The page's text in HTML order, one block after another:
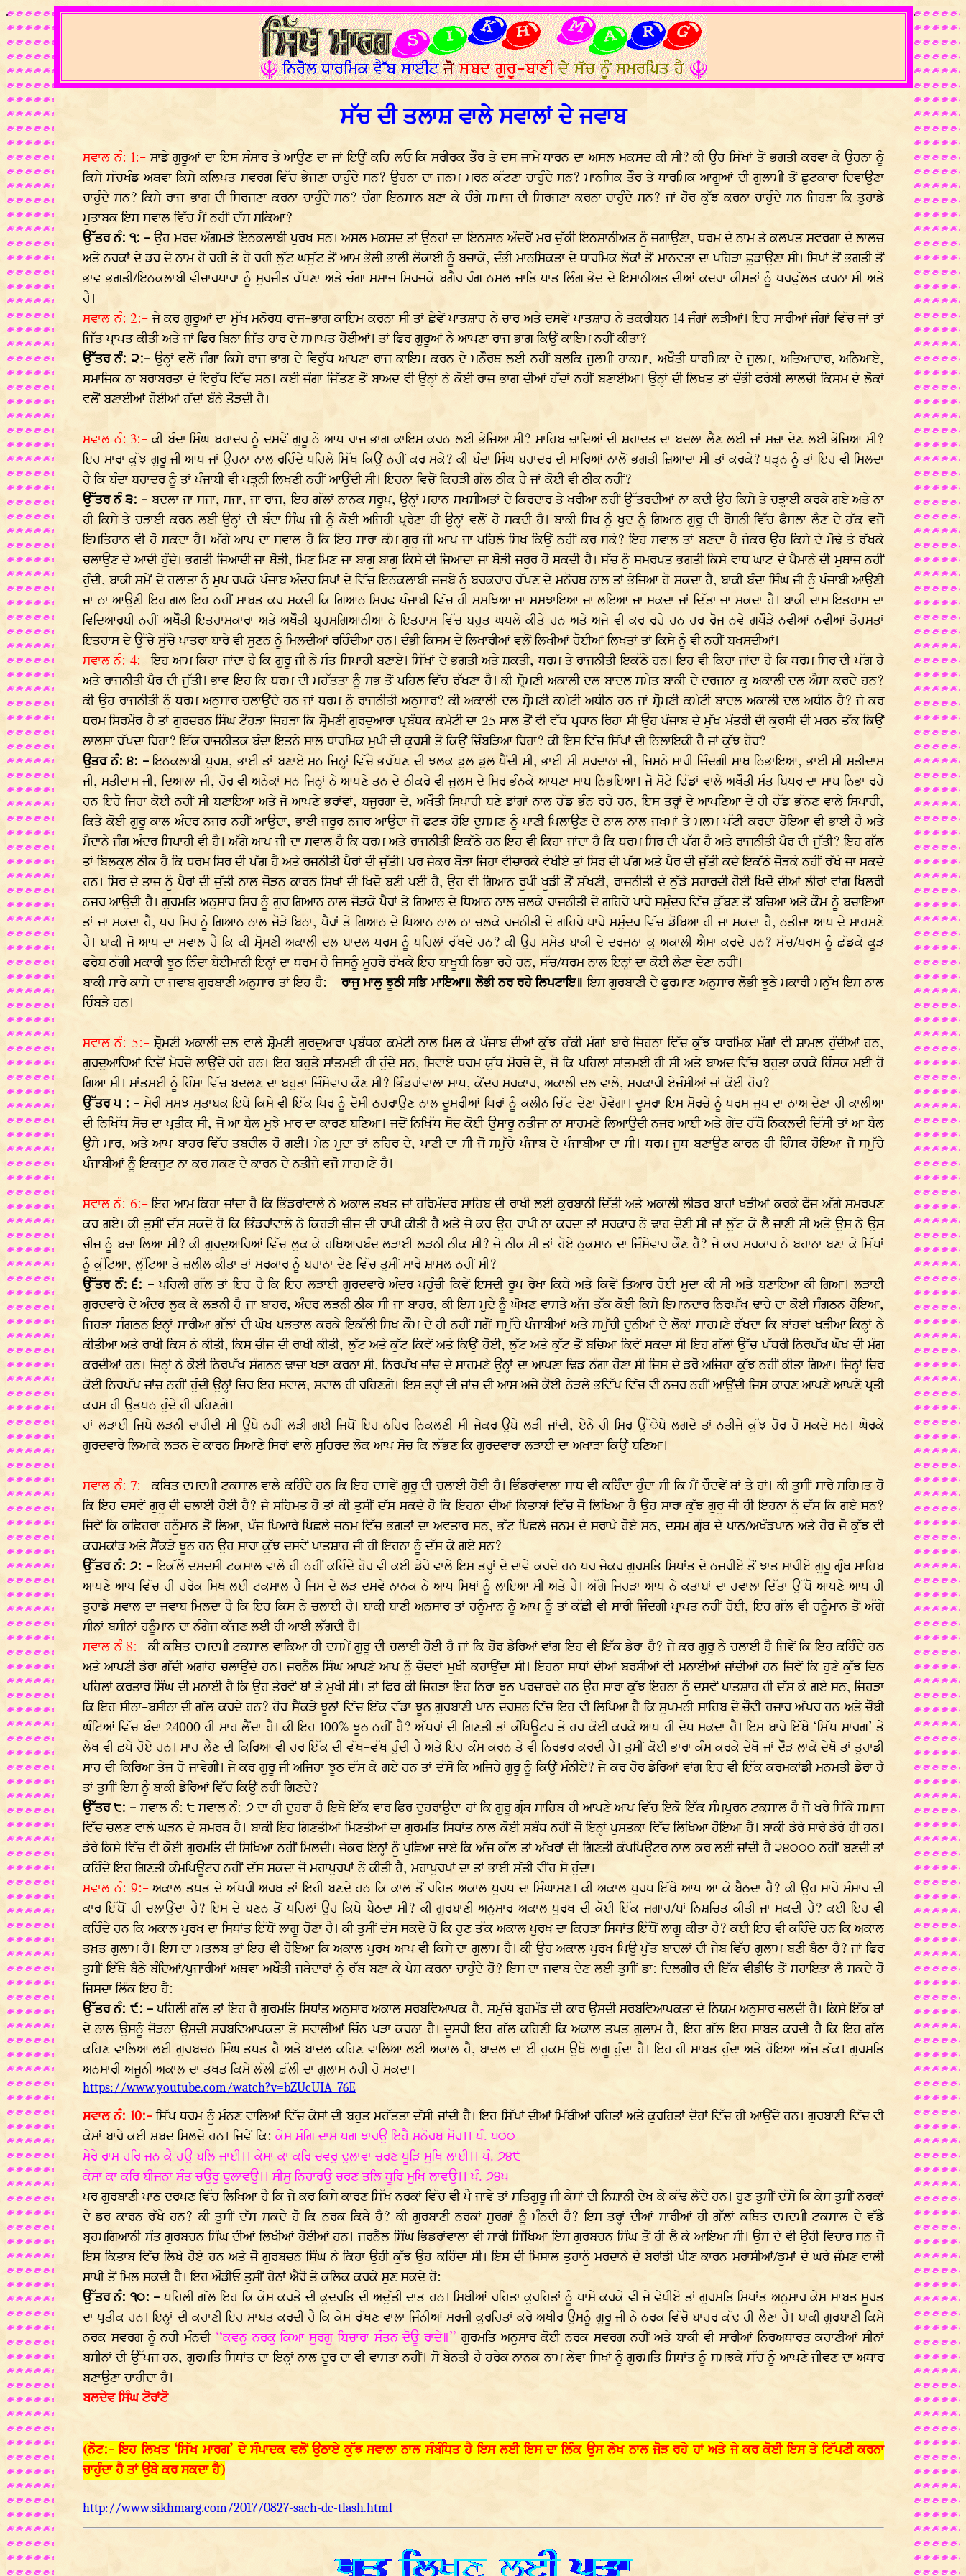
.
ਸੱਚ ਦੀ ਤਲਾਸ਼ ਵਾਲੇ ਸਵਾਲਾਂ ਦੇ ਜਵਾਬ
ਸਵਾਲ ਨੰ: 1:-ਸਾਡੇ ਗੁਰੂਆਂ ਦਾ ਇਸ ਸੰਸਾਰ ਤੇ ਆਉਣ ਦਾ ਜਾਂ ਇਉਂ ਕਹਿ ਲਓ ਕਿ ਸਰੀਰਕ ਤੌਰ ਤੇ ਦਸ ਜਾਮੇ ਧਾਰਨ ਦਾ ਅਸਲ ਮਕਸਦ ਕੀ ਸੀ? ਕੀ ਉਹ ਸਿੱਖਾਂ ਤੋਂ ਭਗਤੀ ਕਰਵਾ ਕੇ ਉਹਨਾ ਨੂੰ
ਕਿਸੇ ਸੱਚਖੰਡ ਅਥਵਾ ਕਿਸੇ ਕਲਿਪਤ ਸਵਰਗ ਵਿੱਚ ਭੇਜਣਾ ਚਾਹੁੰਦੇ ਸਨ? ਉਹਨਾ ਦਾ ਜਨਮ ਮਰਨ ਕੱਟਣਾ ਚਾਹੁੰਦੇ ਸਨ? ਮਾਨਸਿਕ ਤੌਰ ਤੇ ਧਾਰਮਿਕ ਆਗੂਆਂ ਦੀ ਗੁਲਾਮੀ ਤੋਂ ਛੁਟਕਾਰਾ ਦਿਵਾਉਣਾ
ਚਾਹੁੰਦੇ ਸਨ? ਕਿਸੇ ਰਾਜ-ਭਾਗ ਦੀ ਸਿਰਜਣਾ ਕਰਨਾ ਚਾਹੁੰਦੇ ਸਨ? ਚੰਗਾ ਇਨਸਾਨ ਬਣਾ ਕੇ ਚੰਗੇ ਸਮਾਜ ਦੀ ਸਿਰਜਣਾ ਕਰਨਾ ਚਾਹੁੰਦੇ ਸਨ? ਜਾਂ ਹੋਰ ਕੁੱਝ ਕਰਨਾ ਚਾਹੁੰਦੇ ਸਨ ਜਿਹੜਾ ਕਿ ਤੁਹਾਡੇ
ਮੁਤਾਬਕ ਇਸ ਸਵਾਲ ਵਿੱਚ ਮੈਂ ਨਹੀਂ ਦੱਸ ਸਕਿਆ?
ਉੱਤਰ ਨੰ: ੧: -ਉਹ ਮਰਦ ਅੰਗਮੜੇ ਇਨਕਲਾਬੀ ਪੁਰਖ ਸਨ। ਅਸਲ ਮਕਸਦ ਤਾਂ ਉਨਹਾਂ ਦਾ ਇਨਸਾਨ ਅੰਦਰੋਂ ਮਰ ਚੁੱਕੀ ਇਨਸਾਨੀਅਤ ਨੂੰ ਜਗਾਉਣਾ, ਧਰਮ ਦੇ ਨਾਮ ਤੇ ਕਲਪਤ ਸਵਰਗਾ ਦੇ ਲਾਲਚ
ਅਤੇ ਨਰਕਾਂ ਦੇ ਡਰ ਦੇ ਨਾਮ ਹੋ ਰਹੀ ਤੇ ਹੋ ਰਹੀ ਲੁੱਟ ਘਸੁੱਟ ਤੋਂ ਆਮ ਭੋਲੀ ਭਾਲੀ ਲੋਕਾਈ ਨੂੰ ਬਚਾਕੇ, ਦੰਭੀ ਮਾਨਸਿਕਤਾ ਦੇ ਧਾਰਮਿਕ ਲੋਕਾਂ ਤੋਂ ਮਾਨਵਤਾ ਦਾ ਖਹਿੜਾ ਛੁਡਾਉਣਾ ਸੀ। ਸਿਖਾਂ ਤੋਂ ਭਗਤੀ ਤੋਂ
ਭਾਵ ਭਗਤੀ/ਇਨਕਲਾਬੀ ਵੀਚਾਰਧਾਰਾ ਨੂੰ ਸੁਰਜੀਤ ਰੱਖਣਾ ਅਤੇ ਚੰਗਾ ਸਮਾਜ ਸਿਰਜਕੇ ਬਗੈਰ ਰੰਗ ਨਸਲ ਜਾਤਿ ਪਾਤ ਲਿੰਗ ਭੇਦ ਦੇ ਇਸਾਨੀਅਤ ਦੀਆਂ ਕਦਰਾ ਕੀਮਤਾਂ ਨੂੰ ਪਰਫੁੱਲਤ ਕਰਨਾ ਸੀ ਅਤੇ
ਹੈ।
ਸਵਾਲ ਨੰ: 2:- ਜੇ ਕਰ ਗੁਰੂਆਂ ਦਾ ਮੁੱਖ ਮਨੋਰਥ ਰਾਜ-ਭਾਗ ਕਾਇਮ ਕਰਨਾ ਸੀ ਤਾਂ ਛੇਵੇਂ ਪਾਤਸ਼ਾਹ ਨੇ ਚਾਰ ਅਤੇ ਦਸਵੇਂ ਪਾਤਸ਼ਾਹ ਨੇ ਤਕਰੀਬਨ 14 ਜੰਗਾਂ ਲੜੀਆਂ। ਇਹ ਸਾਰੀਆਂ ਜੰਗਾਂ ਵਿੱਚ ਜਾਂ ਤਾਂ
ਜਿੱਤ ਪ੍ਰਾਪਤ ਕੀਤੀ ਅਤੇ ਜਾਂ ਫਿਰ ਬਿਨਾ ਜਿੱਤ ਹਾਰ ਦੇ ਸਮਾਪਤ ਹੋਈਆਂ। ਤਾਂ ਫਿਰ ਗੁਰੂਆਂ ਨੇ ਆਪਣਾ ਰਾਜ ਭਾਗ ਕਿਉਂ ਕਾਇਮ ਨਹੀਂ ਕੀਤਾ?
ਉੱਤਰ ਨੰ: ੨:-ਉਨ੍ਹਾਂ ਵਲੋਂ ਜੰਗਾ ਕਿਸੇ ਰਾਜ ਭਾਗ ਦੇ ਵਿਰੁੱਧ ਆਪਣਾ ਰਾਜ ਕਾਇਮ ਕਰਨ ਦੇ ਮਨੌਰਥ ਲਈ ਨਹੀਂ ਬਲਕਿ ਜੁਲਮੀ ਹਾਕਮਾ, ਅਖੌਤੀ ਧਾਰਮਿਕਾ ਦੇ ਜੁਲਮ, ਅਤਿਆਚਾਰ, ਅਨਿਆਏ,
ਸਮਾਜਿਕ ਨਾ ਬਰਾਬਰਤਾ ਦੇ ਵਿਰੁੱਧ ਵਿੱਚ ਸਨ। ਕਈ ਜੰਗਾ ਜਿੱਤਣ ਤੋਂ ਬਾਅਦ ਵੀ ਉਨ੍ਹਾਂ ਨੇ ਕੋਈ ਰਾਜ ਭਾਗ ਦੀਆਂ ਹੱਦਾਂ ਨਹੀਂ ਬਣਾਈਆ। ਉਨ੍ਹਾਂ ਦੀ ਲਿਖਤ ਤਾਂ ਦੰਭੀ ਫਰੇਬੀ ਲਾਲਚੀ ਕਿਸਮ ਦੇ ਲੋਕਾਂ
ਵਲੋਂ ਬਣਾਈਆਂ ਹੋਈਆਂ ਹੱਦਾਂ ਬੰਨੇ ਤੋੜਦੀ ਹੈ।
ਸਵਾਲ ਨੰ: 3:- ਕੀ ਬੰਦਾ ਸਿੰਘ ਬਹਾਦਰ ਨੂੰ ਦਸਵੇਂ ਗੁਰੂ ਨੇ ਆਪ ਰਾਜ ਭਾਗ ਕਾਇਮ ਕਰਨ ਲਈ ਭੇਜਿਆ ਸੀ? ਸਾਹਿਬ ਜ਼ਾਦਿਆਂ ਦੀ ਸ਼ਹਾਦਤ ਦਾ ਬਦਲਾ ਲੈਣ ਲਈ ਜਾਂ ਸਜ਼ਾ ਦੇਣ ਲਈ ਭੇਜਿਆ ਸੀ?
ਇਹ ਸਾਰਾ ਕੁੱਝ ਗੁਰੂ ਜੀ ਆਪ ਜਾਂ ਉਹਨਾ ਨਾਲ ਰਹਿੰਦੇ ਪਹਿਲੇ ਸਿੱਖ ਕਿਉਂ ਨਹੀਂ ਕਰ ਸਕੇ? ਕੀ ਬੰਦਾ ਸਿੰਘ ਬਹਾਦਰ ਦੀ ਸਾਰਿਆਂ ਨਾਲੋਂ ਭਗਤੀ ਜ਼ਿਆਦਾ ਸੀ ਤਾਂ ਕਰਕੇ? ਪੜ੍ਹਨ ਨੂੰ ਤਾਂ ਇਹ ਵੀ ਮਿਲਦਾ
ਹੈ ਕਿ ਬੰਦਾ ਬਹਾਦਰ ਨੂੰ ਤਾਂ ਪੰਜਾਬੀ ਵੀ ਪੜ੍ਹਨੀ ਲਿਖਣੀ ਨਹੀਂ ਆਉਂਦੀ ਸੀ। ਇਹਨਾ ਵਿਚੋਂ ਕਿਹੜੀ ਗੱਲ ਠੀਕ ਹੈ ਜਾਂ ਕੋਈ ਵੀ ਠੀਕ ਨਹੀਂ?
ਉੱਤਰ ਨੰ ੩: - ਬਦਲਾ ਜਾ ਸਜਾ, ਸਜਾ, ਜਾ ਰਾਜ, ਇਹ ਗੱਲਾਂ ਨਾਨਕ ਸਰੂਪ, ਉਨ੍ਹਾਂ ਮਹਾਨ ਸਖਸੀਅਤਾਂ ਦੇ ਕਿਰਦਾਰ ਤੇ ਖਰੀਆ ਨਹੀਂ ਉੱਤਰਦੀਆਂ ਨਾ ਕਦੀ ਉਹ ਕਿਸੇ ਤੇ ਚੜ੍ਹਾਈ ਕਰਕੇ ਗਏ ਅਤੇ ਨਾ
ਹੀ ਕਿਸੇ ਤੇ ਚੜਾਈ ਕਰਨ ਲਈ ਉਨ੍ਹਾਂ ਦੀ ਬੰਦਾ ਸਿੰਘ ਜੀ ਨੂੰ ਕੋਈ ਅਜਿਹੀ ਪ੍ਰਰੇਣਾ ਹੀ ਉਨ੍ਹਾਂ ਵਲੋਂ ਹੋ ਸਕਦੀ ਹੈ। ਬਾਕੀ ਸਿਖ ਨੂੰ ਖੁਦ ਨੂੰ ਗਿਆਨ ਗੁਰੂ ਦੀ ਰੋਸਨੀ ਵਿੱਚ ਫੈਸਲਾ ਲੈਣ ਦੇ ਹੱਕ ਵਜੋ
ਇਮਤਿਹਾਨ ਵੀ ਹੋ ਸਕਦਾ ਹੈ। ਅੱਗੇ ਆਪ ਦਾ ਸਵਾਲ ਹੈ ਕਿ ਇਹ ਸਾਰਾ ਕੰਮ ਗੁਰੂ ਜੀ ਆਪ ਜਾ ਪਹਿਲੇ ਸਿਖ ਕਿਉਂ ਨਹੀਂ ਕਰ ਸਕੇ? ਇਹ ਸਵਾਲ ਤਾਂ ਬਣਦਾ ਹੈ ਜੇਕਰ ਉਹ ਕਿਸੇ ਦੇ ਮੋਢੇ ਤੇ ਰੱਖਕੇ
ਚਲਾਉਣ ਦੇ ਆਦੀ ਹੁੰਦੇ। ਭਗਤੀ ਜਿਆਦੀ ਜਾ ਥੋੜੀ, ਮਿਣ ਮਿਣ ਜਾ ਬਾਗੂ ਬਾਗੂ ਕਿਸੇ ਦੀ ਜਿਆਦਾ ਜਾ ਥੋੜੀ ਜਰੂਰ ਹੋ ਸਕਦੀ ਹੈ। ਸੱਚ ਨੂੰ ਸਮਰਪਤ ਭਗਤੀ ਕਿਸੇ ਵਾਧ ਘਾਟ ਦੇ ਪੈਮਾਨੇ ਦੀ ਮੁਥਾਜ ਨਹੀਂ
ਹੁੰਦੀ, ਬਾਕੀ ਸਮੇਂ ਦੇ ਹਲਾਤਾ ਨੂੰ ਮੁਖ ਰਖਕੇ ਪੰਜਾਬ ਅੰਦਰ ਸਿਖਾਂ ਦੇ ਵਿੱਚ ਇਨਕਲਾਬੀ ਜਜਬੇ ਨੂੰ ਬਰਕਰਾਰ ਰੱਖਣ ਦੇ ਮਨੋਰਥ ਨਾਲ ਤਾਂ ਭੇਜਿਆ ਹੋ ਸਕਦਾ ਹੈ, ਬਾਕੀ ਬੰਦਾ ਸਿੰਘ ਜੀ ਨੂੰ ਪੰਜਾਬੀ ਆਉਣੀ
ਜਾ ਨਾ ਆਉਣੀ ਇਹ ਗਲ ਇਹ ਨਹੀਂ ਸਾਬਤ ਕਰ ਸਕਦੀ ਕਿ ਗਿਆਨ ਸਿਰਫ ਪੰਜਾਬੀ ਵਿੱਚ ਹੀ ਸਮਝਿਆ ਜਾ ਸਮਝਾਇਆ ਜਾ ਲਇਆ ਜਾ ਸਕਦਾ ਜਾਂ ਦਿੱਤਾ ਜਾ ਸਕਦਾ ਹੈ। ਬਾਕੀ ਦਾਸ ਇਤਹਾਸ ਦਾ
ਵਿਦਿਆਰਥੀ ਨਹੀਂ ਅਖੌਤੀ ਇਤਹਾਸਕਾਰਾ ਅਤੇ ਅਖੌਤੀ ਬ੍ਰਹਮਗਿਆਨੀਆ ਨੇ ਇਤਹਾਸ ਵਿੱਚ ਬਹੁਤ ਘਪਲੇ ਕੀਤੇ ਹਨ ਅਤੇ ਅਜੇ ਵੀ ਕਰ ਰਹੇ ਹਨ ਹਰ ਰੋਜ ਨਵੇ ਗਪੌੜੇ ਨਵੀਆਂ ਨਵੀਆਂ ਤੋਹਮਤਾਂ
ਇਤਹਾਸ ਦੇ ਉੱਚੇ ਸੁੱਚੇ ਪਾਤਰਾ ਬਾਰੇ ਵੀ ਸੁਣਨ ਨੂੰ ਮਿਲਦੀਆਂ ਰਹਿੰਦੀਆ ਹਨ। ਦੰਭੀ ਕਿਸਮ ਦੇ ਲਿਖਾਰੀਆਂ ਵਲੋਂ ਲਿਖੀਆਂ ਹੋਈਆਂ ਲਿਖਤਾਂ ਤਾਂ ਕਿਸੇ ਨੂੰ ਵੀ ਨਹੀਂ ਬਖਸਦੀਆਂ।
ਸਵਾਲ ਨੰ: 4:-ਇਹ ਆਮ ਕਿਹਾ ਜਾਂਦਾ ਹੈ ਕਿ ਗੁਰੂ ਜੀ ਨੇ ਸੰਤ ਸਿਪਾਹੀ ਬਣਾਏ। ਸਿੱਖਾਂ ਦੇ ਭਗਤੀ ਅਤੇ ਸ਼ਕਤੀ, ਧਰਮ ਤੇ ਰਾਜਨੀਤੀ ਇਕੱਠੇ ਹਨ। ਇਹ ਵੀ ਕਿਹਾ ਜਾਂਦਾ ਹੈ ਕਿ ਧਰਮ ਸਿਰ ਦੀ ਪੱਗ ਹੈ
ਅਤੇ ਰਾਜਨੀਤੀ ਪੈਰ ਦੀ ਜੁੱਤੀ। ਭਾਵ ਇਹ ਕਿ ਧਰਮ ਦੀ ਮਹੱਤਤਾ ਨੂੰ ਸਭ ਤੋਂ ਪਹਿਲ ਵਿੱਚ ਰੱਖਣਾ ਹੈ। ਕੀ ਸ਼੍ਰੋਮਣੀ ਅਕਾਲੀ ਦਲ ਬਾਦਲ ਸਮੇਤ ਬਾਕੀ ਦੇ ਦਰਜਨਾ ਕੁ ਅਕਾਲੀ ਦਲ ਐਸਾ ਕਰਦੇ ਹਨ?
ਕੀ ਉਹ ਰਾਜਨੀਤੀ ਨੂੰ ਧਰਮ ਅਨੁਸਾਰ ਚਲਾਉਂਦੇ ਹਨ ਜਾਂ ਧਰਮ ਨੂੰ ਰਾਜਨੀਤੀ ਅਨੁਸਾਰ? ਕੀ ਅਕਾਲੀ ਦਲ ਸ਼੍ਰੋਮਣੀ ਕਮੇਟੀ ਅਧੀਨ ਹਨ ਜਾਂ ਸ਼੍ਰੋਮਣੀ ਕਮੇਟੀ ਬਾਦਲ ਅਕਾਲੀ ਦਲ ਅਧੀਨ ਹੈ? ਜੇ ਕਰ
ਧਰਮ ਸਿਰਮੌਰ ਹੈ ਤਾਂ ਗੁਰਚਰਨ ਸਿੰਘ ਟੌਹੜਾ ਜਿਹੜਾ ਕਿ ਸ਼੍ਰੋਮਣੀ ਗੁਰਦੁਆਰਾ ਪ੍ਰਬੰਧਕ ਕਮੇਟੀ ਦਾ 25 ਸਾਲ ਤੋਂ ਵੀ ਵੱਧ ਪ੍ਰਧਾਨ ਰਿਹਾ ਸੀ ਉਹ ਪੰਜਾਬ ਦੇ ਮੁੱਖ ਮੰਤਰੀ ਦੀ ਕੁਰਸੀ ਦੀ ਮਰਨ ਤੱਕ ਕਿਉਂ
ਲਾਲਸਾ ਰੱਖਦਾ ਰਿਹਾ? ਇੱਕ ਰਾਜਨੀਤਕ ਬੰਦਾ ਇਤਨੇ ਸਾਲ ਧਾਰਮਿਕ ਮੁਖੀ ਦੀ ਕੁਰਸੀ ਤੇ ਕਿਉਂ ਚਿੰਬੜਿਆ ਰਿਹਾ? ਕੀ ਇਸ ਵਿੱਚ ਸਿੱਖਾਂ ਦੀ ਨਿਲਾਇਕੀ ਹੈ ਜਾਂ ਕੁੱਝ ਹੋਰ?
ਉਤਰ ਨੰ: ੪: -ਇਨਕਲਾਬੀ ਪੁਰਸ਼, ਭਾਈ ਤਾਂ ਬਣਾਏ ਸਨ ਜਿਨ੍ਹਾਂ ਵਿੱਚੋ ਭਰੱਪਣ ਦੀ ਝਲਕ ਡੁਲ ਡੁਲ ਪੈਂਦੀ ਸੀ, ਭਾਈ ਸੀ ਮਰਦਾਨਾ ਜੀ, ਜਿਸਨੇ ਸਾਰੀ ਜਿੰਦਗੀ ਸਾਥ ਨਿਭਾਇਆ, ਭਾਈ ਸੀ ਮਤੀਦਾਸ
ਜੀ, ਸਤੀਦਾਸ ਜੀ, ਦਿਆਲਾ ਜੀ, ਹੋਰ ਵੀ ਅਨੇਕਾਂ ਸਨ ਜਿਨ੍ਹਾਂ ਨੇ ਆਪਣੇ ਤਨ ਦੇ ਠੀਕਰੇ ਵੀ ਜੁਲਮ ਦੇ ਸਿਰ ਭੰਨਕੇ ਆਪਣਾ ਸਾਥ ਨਿਭਇਆ। ਜੋ ਮੋਟੇ ਢਿੱਡਾਂ ਵਾਲੇ ਅਖੌਤੀ ਸੰਤ ਬਿਪਰ ਦਾ ਸਾਥ ਨਿਭਾ ਰਹੇ
ਹਨ ਇਹੋ ਜਿਹਾ ਕੋਈ ਨਹੀਂ ਸੀ ਬਣਾਇਆ ਅਤੇ ਜੋ ਆਪਣੇ ਭਰਾਂਵਾਂ, ਬਜੁਰਗਾ ਦੇ, ਅਖੌਤੀ ਸਿਪਾਹੀ ਬਣੇ ਡਾਂਗਾਂ ਨਾਲ ਹੱਡ ਭੰਨ ਰਹੇ ਹਨ, ਇਸ ਤਰ੍ਹਾਂ ਦੇ ਆਪਣਿਆ ਦੇ ਹੀ ਹੱਡ ਭੱਨਣ ਵਾਲੇ ਸਿਪਾਹੀ,
ਕਿਤੇ ਕੋਈ ਗੁਰੂ ਕਾਲ ਅੰਦਰ ਨਜਰ ਨਹੀਂ ਆਉਦਾ, ਭਾਈ ਜਰੂਰ ਨਜਰ ਆਉਦਾ ਜੋ ਫਟੜ ਹੋਇ ਦੁਸਮਣ ਨੂੰ ਪਾਣੀ ਪਿਲਾਉਣ ਦੇ ਨਾਲ ਨਾਲ ਜਖਮਾਂ ਤੇ ਮਲਮ ਪੱਟੀ ਕਰਦਾ ਹੋਇਆ ਵੀ ਭਾਈ ਹੈ ਅਤੇ
ਮੈਦਾਨੇ ਜੰਗ ਅੰਦਰ ਸਿਪਾਹੀ ਵੀ ਹੈ। ਅੱਗੇ ਆਪ ਜੀ ਦਾ ਸਵਾਲ ਹੈ ਕਿ ਧਰਮ ਅਤੇ ਰਾਜਨੀਤੀ ਇਕੱਠੇ ਹਨ ਇਹ ਵੀ ਕਿਹਾ ਜਾਂਦਾ ਹੈ ਕਿ ਧਰਮ ਸਿਰ ਦੀ ਪੱਗ ਹੈ ਅਤੇ ਰਾਜਨੀਤੀ ਪੈਰ ਦੀ ਜੁੱਤੀ? ਇਹ ਗੱਲ
ਤਾਂ ਬਿਲਕੁਲ ਠੀਕ ਹੈ ਕਿ ਧਰਮ ਸਿਰ ਦੀ ਪੱਗ ਹੈ ਅਤੇ ਰਜਨੀਤੀ ਪੈਰਾਂ ਦੀ ਜੁੱਤੀ। ਪਰ ਜੇਕਰ ਥੋੜਾ ਜਿਹਾ ਵੀਚਾਰਕੇ ਵੇਖੀਏ ਤਾਂ ਸਿਰ ਦੀ ਪੱਗ ਅਤੇ ਪੈਰ ਦੀ ਜੁੱਤੀ ਕਦੇ ਇਕੱਠੇ ਜੋੜਕੇ ਨਹੀਂ ਰੱਖੇ ਜਾ ਸਕਦੇ
ਹਨ। ਸਿਰ ਦੇ ਤਾਜ ਨੂੰ ਪੈਰਾਂ ਦੀ ਜੁੱਤੀ ਨਾਲ ਜੋੜਨ ਕਾਰਨ ਸਿਖਾਂ ਦੀ ਖਿਦੋ ਬਣੀ ਪਈ ਹੈ, ਉਹ ਵੀ ਗਿਆਨ ਰੂਪੀ ਖੂਡੀ ਤੋਂ ਸੱਖਣੀ, ਰਾਜਨੀਤੀ ਦੇ ਠੁੱਡੇ ਸਹਾਰਦੀ ਹੋਈ ਖਿਦੋ ਦੀਆਂ ਲੀਰਾਂ ਵਾਂਗ ਖਿਲਰੀ
ਨਜਰ ਆਉਦੀ ਹੈ। ਗੁਰਮਤਿ ਅਨੁਸਾਰ ਸਿਰ ਨੂੰ ਗੁਰ ਗਿਆਨ ਨਾਲ ਜੋੜਕੇ ਪੈਰਾਂ ਤੇ ਗਿਆਨ ਦੇ ਧਿਆਨ ਨਾਲ ਚਲਕੇ ਰਾਜਨੀਤੀ ਦੇ ਗਹਿਰੇ ਖਾਰੇ ਸਮੁੰਦਰ ਵਿੱਚ ਡੁੱਬਣ ਤੋਂ ਬਚਿਆ ਅਤੇ ਕੌਮ ਨੂੰ ਬਚਾਇਆ
ਤਾਂ ਜਾ ਸਕਦਾ ਹੈ, ਪਰ ਸਿਰ ਨੂੰ ਗਿਆਨ ਨਾਲ ਜੋੜੇ ਬਿਨਾ, ਪੈਰਾਂ ਤੇ ਗਿਆਨ ਦੇ ਧਿਆਨ ਨਾਲ ਨਾ ਚਲਕੇ ਰਜਨੀਤੀ ਦੇ ਗਹਿਰੇ ਖਾਰੇ ਸਮੁੰਦਰ ਵਿੱਚ ਡੋਬਿਆ ਹੀ ਜਾ ਸਕਦਾ ਹੈ, ਨਤੀਜਾ ਆਪ ਦੇ ਸਾਹਮਣੇ
ਹੈ। ਬਾਕੀ ਜੋ ਆਪ ਦਾ ਸਵਾਲ ਹੈ ਕਿ ਕੀ ਸ੍ਰੋਮਣੀ ਅਕਾਲੀ ਦਲ ਬਾਦਲ ਧਰਮ ਨੂੰ ਪਹਿਲਾਂ ਰੱਖਦੇ ਹਨ? ਕੀ ਉਹ ਸਮੇਤ ਬਾਕੀ ਦੇ ਦਰਜਨਾ ਕੁ ਅਕਾਲੀ ਐਸਾ ਕਰਦੇ ਹਨ? ਸੱਚ/ਧਰਮ ਨੂੰ ਛੱਡਕੇ ਕੂੜ
ਫਰੇਬ ਠੱਗੀ ਮਕਾਰੀ ਝੂਠ ਨਿੰਦਾ ਬੇਈਮਾਨੀ ਇਨ੍ਹਾਂ ਦਾ ਧਰਮ ਹੈ ਜਿਸਨੂੰ ਮੂਹਰੇ ਰੱਖਕੇ ਇਹ ਬਾਖੂਬੀ ਨਿਭਾ ਰਹੇ ਹਨ, ਸੱਚ/ਧਰਮ ਨਾਲ ਇਨ੍ਹਾਂ ਦਾ ਕੋਈ ਲੈਣਾ ਦੇਣਾ ਨਹੀਂ।
ਬਾਕੀ ਸਾਰੇ ਕਾਸੇ ਦਾ ਜਵਾਬ ਗੁਰਬਾਣੀ ਅਨੁਸਾਰ ਤਾਂ ਇਹ ਹੈ: - ਰਾਜੁ ਮਾਲੁ ਝੂਠੀ ਸਭਿ ਮਾਇਆ॥ ਲੋਭੀ ਨਰ ਰਹੇ ਲਿਪਟਾਇ॥ ਇਸ ਗੁਰਬਾਣੀ ਦੇ ਫੁਰਮਾਣ ਅਨੁਸਾਰ ਲੋਭੀ ਝੂਠੇ ਮਕਾਰੀ ਮਨੁੱਖ ਇਸ ਨਾਲ
ਚਿੰਬੜੇ ਹਨ।
ਸਵਾਲ ਨੰ: 5:-ਸ਼੍ਰੋਮਣੀ ਅਕਾਲੀ ਦਲ ਵਾਲੇ ਸ਼੍ਰੋਮਣੀ ਗੁਰਦੁਆਰਾ ਪ੍ਰਬੰਧਕ ਕਮੇਟੀ ਨਾਲ ਮਿਲ ਕੇ ਪੰਜਾਬ ਦੀਆਂ ਕੁੱਝ ਹੱਕੀ ਮੰਗਾਂ ਬਾਰੇ ਜਿਹਨਾ ਵਿੱਚ ਕੁੱਝ ਧਾਰਮਿਕ ਮੰਗਾਂ ਵੀ ਸ਼ਾਮਲ ਹੁੰਦੀਆਂ ਹਨ,
ਗੁਰਦੁਆਰਿਆਂ ਵਿਚੋਂ ਮੋਰਚੇ ਲਾਉਂਦੇ ਰਹੇ ਹਨ। ਇਹ ਬਹੁਤੇ ਸਾਂਤਮਈ ਹੀ ਹੁੰਦੇ ਸਨ, ਸਿਵਾਏ ਧਰਮ ਯੁੱਧ ਮੋਰਚੇ ਦੇ, ਜੋ ਕਿ ਪਹਿਲਾਂ ਸਾਂਤਮਈ ਹੀ ਸੀ ਅਤੇ ਬਾਅਦ ਵਿੱਚ ਬਹੁਤਾ ਕਰਕੇ ਹਿੰਸਕ ਮਈ ਹੋ
ਗਿਆ ਸੀ। ਸਾਂਤਮਈ ਨੂੰ ਹਿੰਸਾ ਵਿੱਚ ਬਦਲਣ ਦਾ ਬਹੁਤਾ ਜਿੰਮੇਵਾਰ ਕੌਣ ਸੀ? ਭਿੰਡਰਾਂਵਾਲਾ ਸਾਧ, ਕੇਂਦਰ ਸਰਕਾਰ, ਅਕਾਲੀ ਦਲ ਵਾਲੇ, ਸਰਕਾਰੀ ਏਜੰਸੀਆਂ ਜਾਂ ਕੋਈ ਹੋਰ?
ਉੱਤਰ ੫ : -ਮੇਰੀ ਸਮਝ ਮੁਤਾਬਕ ਇਥੇ ਕਿਸੇ ਵੀ ਇੱਕ ਧਿਰ ਨੂੰ ਦੋਸੀ ਠਹਰਾਉਣ ਨਾਲ ਦੂਸਰੀਆਂ ਧਿਰਾਂ ਨੂੰ ਕਲੀਨ ਚਿੱਟ ਦੇਣਾ ਹੋਵੇਗਾ। ਦੂਸਰਾ ਇਸ ਮੋਰਚੇ ਨੂੰ ਧਰਮ ਜੁਧ ਦਾ ਨਾਅ ਦੇਣਾ ਹੀ ਕਾਲੀਆ
ਦੀ ਨਿਖਿੱਧ ਸੋਚ ਦਾ ਪ੍ਰਤੀਕ ਸੀ, ਜੋ ਆ ਬੈਲ ਮੁਝੇ ਮਾਰ ਦਾ ਕਾਰਣ ਬਣਿਆ। ਜਦੋਂ ਨਿਖਿੱਧ ਸੋਚ ਕੋਈ ਉਸਾਰੂ ਨਤੀਜਾ ਨਾ ਸਾਹਮਣੇ ਲਿਆਉਦੀ ਨਜਰ ਆਈ ਅਤੇ ਗੇਂਦ ਹੱਥੋ ਨਿਕਲਦੀ ਦਿੱਸੀ ਤਾਂ ਆ ਬੈਲ
ਉਸੇ ਮਾਰ, ਅਤੇ ਆਪ ਬਾਹਰ ਵਿੱਚ ਤਬਦੀਲ ਹੋ ਗਈ। ਮੇਨ ਮੁਦਾ ਤਾਂ ਨਹਿਰ ਦੇ, ਪਾਣੀ ਦਾ ਸੀ ਜੋ ਸਮੁੱਚੇ ਪੰਜਾਬ ਦੇ ਪੰਜਾਬੀਆ ਦਾ ਸੀ। ਧਰਮ ਜੁਧ ਬਣਾਉਣ ਕਾਰਨ ਹੀ ਹਿੰਸਕ ਹੋਇਆ ਜੋ ਸਮੁੱਚੇ
ਪੰਜਾਬੀਆਂ ਨੂੰ ਇਕਜੁਟ ਨਾ ਕਰ ਸਕਣ ਦੇ ਕਾਰਨ ਦੇ ਨਤੀਜੇ ਵਜੋ ਸਾਹਮਣੇ ਹੈ।
ਸਵਾਲ ਨੰ: 6:-ਇਹ ਆਮ ਕਿਹਾ ਜਾਂਦਾ ਹੈ ਕਿ ਭਿੰਡਰਾਂਵਾਲੇ ਨੇ ਅਕਾਲ ਤਖਤ ਜਾਂ ਹਰਿਮੰਦਰ ਸਾਹਿਬ ਦੀ ਰਾਖੀ ਲਈ ਕੁਰਬਾਨੀ ਦਿੱਤੀ ਅਤੇ ਅਕਾਲੀ ਲੀਡਰ ਬਾਹਾਂ ਖੜੀਆਂ ਕਰਕੇ ਫੌਜ ਅੱਗੇ ਸਮਰਪਣ
ਕਰ ਗਏ। ਕੀ ਤੁਸੀਂ ਦੱਸ ਸਕਦੇ ਹੋ ਕਿ ਭਿੰਡਰਾਂਵਾਲੇ ਨੇ ਕਿਹੜੀ ਚੀਜ ਦੀ ਰਾਖੀ ਕੀਤੀ ਹੈ ਅਤੇ ਜੇ ਕਰ ਉਹ ਰਾਖੀ ਨਾ ਕਰਦਾ ਤਾਂ ਸਰਕਾਰ ਨੇ ਢਾਹ ਦੇਣੀ ਸੀ ਜਾਂ ਲੁੱਟ ਕੇ ਲੈ ਜਾਣੀ ਸੀ ਅਤੇ ਉਸ ਨੇ ਉਸ
ਚੀਜ ਨੂੰ ਬਚਾ ਲਿਆ ਸੀ? ਕੀ ਗੁਰਦੁਆਰਿਆਂ ਵਿੱਚ ਲੁਕ ਕੇ ਹਥਿਆਰਬੰਦ ਲੜਾਈ ਲੜਨੀ ਠੀਕ ਸੀ? ਜੇ ਠੀਕ ਸੀ ਤਾਂ ਹੋਏ ਨੁਕਸਾਨ ਦਾ ਜਿੰਮੇਵਾਰ ਕੌਣ ਹੈ? ਜੇ ਕਰ ਸਰਕਾਰ ਨੇ ਬਹਾਨਾ ਬਣਾ ਕੇ ਸਿੱਖਾਂ
ਨੂੰ ਕੁੱਟਿਆ, ਲੁੱਟਿਆ ਤੇ ਜ਼ਲੀਲ ਕੀਤਾ ਤਾਂ ਸਰਕਾਰ ਨੂੰ ਬਹਾਨਾ ਦੇਣ ਵਿੱਚ ਤੁਸੀਂ ਸਾਰੇ ਸ਼ਾਮਲ ਨਹੀਂ ਸੀ?
ਉੱਤਰ ਨੰ: ੬: - ਪਹਿਲੀ ਗੱਲ ਤਾਂ ਇਹ ਹੈ ਕਿ ਇਹ ਲੜਾਈ ਗੁਰਦਵਾਰੇ ਅੰਦਰ ਪਹੁੰਚੀ ਕਿਵੇਂ ਇਸਦੀ ਰੂਪ ਰੇਖਾ ਕਿਥੇ ਅਤੇ ਕਿਵੇਂ ਤਿਆਰ ਹੋਈ ਮੁਦਾ ਕੀ ਸੀ ਅਤੇ ਬਣਾਇਆ ਕੀ ਗਿਆ। ਲੜਾਈ
ਗੁਰਦਵਾਰੇ ਦੇ ਅੰਦਰ ਲੁਕ ਕੇ ਲੜਨੀ ਹੈ ਜਾ ਬਾਹਰ, ਅੰਦਰ ਲੜਨੀ ਠੀਕ ਸੀ ਜਾ ਬਾਹਰ, ਕੀ ਇਸ ਮੁਦੇ ਨੂੰ ਘੋਖਣ ਵਾਸਤੇ ਅੱਜ ਤੱਕ ਕੋਈ ਕਿਸੇ ਇਮਾਨਦਾਰ ਨਿਰਪੱਖ ਢਾਚੇ ਦਾ ਕੋਈ ਸੰਗਠਨ ਹੋਇਆ,
ਜਿਹੜਾ ਸੰਗਠਨ ਇਨ੍ਹਾਂ ਸਾਰੀਆ ਗੱਲਾਂ ਦੀ ਘੋਖ ਪੜਤਾਲ ਕਰਕੇ ਇਕੱਲੀ ਸਿਖ ਕੌਮ ਦੇ ਹੀ ਨਹੀਂ ਸਗੋਂ ਸਮੁੱਚੇ ਪੰਜਾਬੀਆਂ ਅਤੇ ਸਮੁੱਚੀ ਦੁਨੀਆਂ ਦੇ ਲੋਕਾਂ ਸਾਹਮਣੇ ਰੱਖਦਾ ਕਿ ਬਾਂਹਵਾਂ ਖੜੀਆ ਕਿਨ੍ਹਾਂ ਨੇ
ਕੀਤੀਆ ਅਤੇ ਰਾਖੀ ਕਿਸ ਨੇ ਕੀਤੀ, ਕਿਸ ਚੀਜ ਦੀ ਰਾਖੀ ਕੀਤੀ, ਲੁੱਟ ਅਤੇ ਕੁੱਟ ਕਿਵੇਂ ਅਤੇ ਕਿਉਂ ਹੋਈ, ਲੁੱਟ ਅਤੇ ਕੁੱਟ ਤੋਂ ਬਚਿਆ ਕਿਵੇਂ ਸਕਦਾ ਸੀ ਇਹ ਗੱਲਾਂ ਉੱਚ ਪੱਧਰੀ ਨਿਰਪੱਖ ਘੋਖ ਦੀ ਮੰਗ
ਕਰਦੀਆਂ ਹਨ। ਜਿਨ੍ਹਾਂ ਨੇ ਕੋਈ ਨਿਰਪੱਖ ਸੰਗਠਨ ਢਾਚਾ ਖੜਾ ਕਰਨਾ ਸੀ, ਨਿਰਪੱਖ ਜਾਂਚ ਦੇ ਸਾਹਮਣੇ ਉਨ੍ਹਾਂ ਦਾ ਆਪਣਾ ਢਿਡ ਨੰਗਾ ਹੋਣਾ ਸੀ ਜਿਸ ਦੇ ਡਰੋ ਅਜਿਹਾ ਕੁੱਝ ਨਹੀਂ ਕੀਤਾ ਗਿਆ। ਜਿਨ੍ਹਾਂ ਚਿਰ
ਕੋਈ ਨਿਰਪੱਖ ਜਾਂਚ ਨਹੀਂ ਹੁੰਦੀ ਉਨ੍ਹਾਂ ਚਿਰ ਇਹ ਸਵਾਲ, ਸਵਾਲ ਹੀ ਰਹਿਣਗੇ। ਇਸ ਤਰ੍ਹਾਂ ਦੀ ਜਾਂਚ ਦੀ ਆਸ ਅਜੇ ਕੋਈ ਨੇੜਲੇ ਭਵਿੱਖ ਵਿੱਚ ਵੀ ਨਜਰ ਨਹੀਂ ਆਉਂਦੀ ਜਿਸ ਕਾਰਣ ਆਪਣੇ ਆਪਣੇ ਪ੍ਰਤੀ
ਕਰਮ ਹੀ ਉਤਪਨ ਹੁੰਦੇ ਹੀ ਰਹਿਣਗੇ।
ਹਾਂ ਲੜਾਈ ਜਿਥੇ ਲੜਨੀ ਚਾਹੀਦੀ ਸੀ ਉਥੇ ਨਹੀਂ ਲੜੀ ਗਈ ਜਿਥੋਂ ਇਹ ਨਹਿਰ ਨਿਕਲਣੀ ਸੀ ਜੇਕਰ ਉਥੇ ਲੜੀ ਜਾਂਦੀ, ਏਨੇ ਹੀ ਸਿਰ ਉੱੇਥੇ ਲਗਦੇ ਤਾਂ ਨਤੀਜੇ ਕੁੱਝ ਹੋਰ ਹੋ ਸਕਦੇ ਸਨ। ਘੇਰਕੇ
ਗੁਰਦਵਾਰੇ ਲਿਆਕੇ ਲੜਨ ਦੇ ਕਾਰਨ ਸਿਆਣੇ ਸਿਰਾਂ ਵਾਲੇ ਸੁਹਿਰਦ ਲੋਕ ਆਪ ਸੋਚ ਕਿ ਲੱਭਣ ਕਿ ਗੁਰਦਵਾਰਾ ਲੜਾਈ ਦਾ ਅਖਾੜਾ ਕਿਉਂ ਬਣਿਆ।
ਸਵਾਲ ਨੰ: 7:- ਕਥਿਤ ਦਮਦਮੀ ਟਕਸਾਲ ਵਾਲੇ ਕਹਿੰਦੇ ਹਨ ਕਿ ਇਹ ਦਸਵੇਂ ਗੁਰੂ ਦੀ ਚਲਾਈ ਹੋਈ ਹੈ। ਭਿੰਡਰਾਂਵਾਲਾ ਸਾਧ ਵੀ ਕਹਿੰਦਾ ਹੁੰਦਾ ਸੀ ਕਿ ਮੈਂ ਚੌਦਵੇਂ ਥਾਂ ਤੇ ਹਾਂ। ਕੀ ਤੁਸੀਂ ਸਾਰੇ ਸਹਿਮਤ ਹੋ
ਕਿ ਇਹ ਦਸਵੇਂ ਗੁਰੂ ਦੀ ਚਲਾਈ ਹੋਈ ਹੈ? ਜੇ ਸਹਿਮਤ ਹੋ ਤਾਂ ਕੀ ਤੁਸੀਂ ਦੱਸ ਸਕਦੇ ਹੋ ਕਿ ਇਹਨਾ ਦੀਆਂ ਕਿਤਾਬਾਂ ਵਿੱਚ ਜੋ ਲਿਖਿਆ ਹੈ ਉਹ ਸਾਰਾ ਕੁੱਝ ਗੁਰੂ ਜੀ ਹੀ ਇਹਨਾ ਨੂੰ ਦੱਸ ਕਿ ਗਏ ਸਨ?
ਜਿਵੇਂ ਕਿ ਕਛਿਹਰਾ ਹਨੂੰਮਾਨ ਤੋਂ ਲਿਆ, ਪੰਜ ਪਿਆਰੇ ਪਿਛਲੇ ਜਨਮ ਵਿੱਚ ਭਗਤਾਂ ਦਾ ਅਵਤਾਰ ਸਨ, ਭੱਟ ਪਿਛਲੇ ਜਨਮ ਦੇ ਸਰਾਪੇ ਹੋਏ ਸਨ, ਦਸਮ ਗ੍ਰੰਥ ਦੇ ਪਾਠ/ਅਖੰਡਪਾਠ ਅਤੇ ਹੋਰ ਜੋ ਕੁੱਝ ਵੀ
ਕਰਮਕਾਂਡ ਅਤੇ ਸੈਂਕੜੇ ਝੂਠ ਹਨ ਉਹ ਸਾਰਾ ਕੁੱਝ ਦਸਵੇਂ ਪਾਤਸ਼ਾਹ ਜੀ ਹੀ ਇਹਨਾ ਨੂੰ ਦੱਸ ਕੇ ਗਏ ਸਨ?
ਉੱਤਰ ਨੰ: ੭: -ਇਕੱਲੇ ਦਮਦਮੀ ਟਕਸਾਲ ਵਾਲੇ ਹੀ ਨਹੀਂ ਕਹਿੰਦੇ ਹੋਰ ਵੀ ਕਈ ਡੇਰੇ ਵਾਲੇ ਇਸ ਤਰ੍ਹਾਂ ਦੇ ਦਾਵੇ ਕਰਦੇ ਹਨ ਪਰ ਜੇਕਰ ਗੁਰਮਤਿ ਸਿਧਾਂਤ ਦੇ ਨਜਰੀਏ ਤੋਂ ਝਾਤ ਮਾਰੀਏ ਗੁਰੂ ਗ੍ਰੰਥ ਸਾਹਿਬ
ਆਪਣੇ ਆਪ ਵਿੱਚ ਹੀ ਹਰੇਕ ਸਿਖ ਲਈ ਟਕਸਾਲ ਹੈ ਜਿਸ ਦੇ ਲੜ ਦਸਵੇ ਨਾਨਕ ਨੇ ਆਪ ਸਿਖਾਂ ਨੂੰ ਲਾਇਆ ਸੀ ਅਤੇ ਹੈ। ਅੱਗੇ ਜਿਹੜਾ ਆਪ ਨੇ ਕਤਾਬਾਂ ਦਾ ਹਵਾਲਾ ਦਿੱਤਾ ਉੱਥੋ ਆਪਣੇ ਆਪ ਹੀ
ਤੁਹਾਡੇ ਸਵਾਲ ਦਾ ਜਵਾਬ ਮਿਲਦਾ ਹੈ ਕਿ ਇਹ ਕਿਸ ਨੇ ਚਲਾਈ ਹੈ। ਬਾਕੀ ਬਾਣੀ ਅਨਸਾਰ ਤਾਂ ਹਨੂੰਮਾਨ ਨੂੰ ਆਪ ਨੂੰ ਤਾਂ ਕੱਛੀ ਵੀ ਸਾਰੀ ਜਿੰਦਗੀ ਪ੍ਰਾਪਤ ਨਹੀਂ ਹੋਈ, ਇਹ ਗੱਲ ਵੀ ਹਨੂੰਮਾਨ ਤੋਂ ਅੱਗੇ
ਸੀਨਾਂ ਬਸੀਨਾਂ ਹਨੂੰਮਾਨ ਦਾ ਨੰਗੇਜ ਕੱਜਣ ਲਈ ਹੀ ਆਈ ਲੱਗਦੀ ਹੈ।
ਸਵਾਲ ਨੰ 8:-ਕੀ ਕਥਿਤ ਦਮਦਮੀ ਟਕਸਾਲ ਵਾਕਿਆ ਹੀ ਦਸਮੇਂ ਗੁਰੂ ਦੀ ਚਲਾਈ ਹੋਈ ਹੈ ਜਾਂ ਕਿ ਹੋਰ ਡੇਰਿਆਂ ਵਾਂਗ ਇਹ ਵੀ ਇੱਕ ਡੇਰਾ ਹੈ? ਜੇ ਕਰ ਗੁਰੂ ਨੇ ਚਲਾਈ ਹੈ ਜਿਵੇਂ ਕਿ ਇਹ ਕਹਿੰਦੇ ਹਨ
ਅਤੇ ਆਪਣੀ ਡੇਰਾ ਗੱਦੀ ਅਗਾਂਹ ਚਲਾਉਂਦੇ ਹਨ। ਜਰਨੈਲ ਸਿੰਘ ਆਪਣੇ ਆਪ ਨੂੰ ਚੌਦਵਾਂ ਮੁਖੀ ਕਹਾਉਂਦਾ ਸੀ। ਇਹਨਾ ਸਾਧਾਂ ਦੀਆਂ ਬਰਸੀਆਂ ਵੀ ਮਨਾਈਆਂ ਜਾਂਦੀਆਂ ਹਨ ਜਿਵੇਂ ਕਿ ਹੁਣੇ ਕੁੱਝ ਦਿਨ
ਪਹਿਲਾਂ ਕਰਤਾਰ ਸਿੰਘ ਦੀ ਮਨਾਈ ਹੈ ਕਿ ਉਹ ਤੇਰਵੇਂ ਥਾਂ ਤੇ ਮੁਖੀ ਸੀ। ਤਾਂ ਫਿਰ ਕੀ ਜਿਹੜਾ ਇਹ ਨਿਰਾ ਝੂਠ ਪਰਚਾਰਦੇ ਹਨ ਉਹ ਸਾਰਾ ਕੁੱਝ ਇਹਨਾ ਨੂੰ ਦਸਵੇਂ ਪਾਤਸ਼ਾਹ ਹੀ ਦੱਸ ਕੇ ਗਏ ਸਨ, ਜਿਹੜਾ
ਕਿ ਇਹ ਸੀਨਾ-ਬਸੀਨਾ ਦੀ ਗੱਲ ਕਰਦੇ ਹਨ? ਹੋਰ ਸੈਂਕੜੇ ਝੂਠਾਂ ਵਿੱਚ ਇੱਕ ਵੱਡਾ ਝੂਠ ਗੁਰਬਾਣੀ ਪਾਠ ਦਰਸ਼ਨ ਵਿੱਚ ਇਹ ਵੀ ਲਿਖਿਆ ਹੈ ਕਿ ਸੁਖਮਨੀ ਸਾਹਿਬ ਦੇ ਚੌਵੀ ਹਜਾਰ ਅੱਖਰ ਹਨ ਅਤੇ ਚੌਬੀ
ਘੰਟਿਆਂ ਵਿੱਚ ਬੰਦਾ 24000 ਹੀ ਸਾਹ ਲੈਂਦਾ ਹੈ। ਕੀ ਇਹ 100% ਝੂਠ ਨਹੀਂ ਹੈ? ਅੱਖਰਾਂ ਦੀ ਗਿਣਤੀ ਤਾਂ ਕੰਪਿਊਟਰ ਤੇ ਹਰ ਕੋਈ ਕਰਕੇ ਆਪ ਹੀ ਦੇਖ ਸਕਦਾ ਹੈ। ਇਸ ਬਾਰੇ ਇੱਥੇ ‘ਸਿੱਖ ਮਾਰਗ’ ਤੇ
ਲੇਖ ਵੀ ਛਪੇ ਹੋਏ ਹਨ। ਸਾਹ ਲੈਣ ਦੀ ਕਿਰਿਆ ਵੀ ਹਰ ਇੱਕ ਦੀ ਵੱਖ-ਵੱਖ ਹੁੰਦੀ ਹੈ ਅਤੇ ਇਹ ਕੰਮ ਕਰਨ ਤੇ ਵੀ ਨਿਰਭਰ ਕਰਦੀ ਹੈ। ਤੁਸੀਂ ਕੋਈ ਭਾਰਾ ਕੰਮ ਕਰਕੇ ਦੇਖੋ ਜਾਂ ਦੌੜ ਲਾਕੇ ਦੇਖੋ ਤਾਂ ਤੁਹਾਡੀ
ਸਾਹ ਦੀ ਕਿਰਿਆ ਤੇਜ ਹੋ ਜਾਵੇਗੀ। ਜੇ ਕਰ ਗੁਰੂ ਜੀ ਅਜਿਹਾ ਝੂਠ ਦੱਸ ਕੇ ਗਏ ਹਨ ਤਾਂ ਦੱਸੋ ਕਿ ਅਜਿਹੇ ਗੁਰੂ ਨੂੰ ਕਿਉਂ ਮੰਨੀਏ? ਜੇ ਕਰ ਹੋਰ ਡੇਰਿਆਂ ਵਾਂਗ ਇਹ ਵੀ ਇੱਕ ਕਰਮਕਾਂਡੀ ਮਨਮਤੀ ਡੇਰਾ ਹੈ
ਤਾਂ ਤੁਸੀਂ ਇਸ ਨੂੰ ਬਾਕੀ ਡੇਰਿਆਂ ਵਿੱਚ ਕਿਉਂ ਨਹੀਂ ਗਿਣਦੇ?
ਉੱਤਰ ੮: - ਸਵਾਲ ਨੰ: ੮ ਸਵਾਲ ਨੰ: ੭ ਦਾ ਹੀ ਦੁਹਰਾ ਹੈ ਇਥੇ ਇੱਕ ਵਾਰ ਫਿਰ ਦੁਹਰਾਉਦਾ ਹਾਂ ਕਿ ਗੁਰੂ ਗ੍ਰੰਥ ਸਾਹਿਬ ਹੀ ਆਪਣੇ ਆਪ ਵਿੱਚ ਇਕੋ ਇੱਕ ਸੰਮਪੂਰਨ ਟਕਸਾਲ ਹੈ ਜੋ ਖਰੇ ਸਿੱਕੇ ਸਮਾਜ
ਵਿੱਚ ਚਲਣ ਵਾਲੇ ਘੜਨ ਦੇ ਸਮਰਥ ਹੈ। ਬਾਕੀ ਇਹ ਗਿਣਤੀਆਂ ਮਿਣਤੀਆਂ ਦਾ ਗੁਰਮਤਿ ਸਿਧਾਂਤ ਨਾਲ ਕੋਈ ਸਬੰਧ ਨਹੀਂ ਜੋ ਇਨ੍ਹਾਂ ਪੁਸਤਕਾ ਵਿੱਚ ਲਿਖਿਆ ਹੋਇਆ ਹੈ। ਬਾਕੀ ਡੇਰੇ ਸਾਰੇ ਡੇਰੇ ਹੀ ਹਨ।
ਡੇਰੇ ਕਿਸੇ ਵਿੱਚ ਵੀ ਕੋਈ ਗੁਰਮਤਿ ਦੀ ਸਿਖਿਆ ਨਹੀਂ ਮਿਲਦੀ। ਜੇਕਰ ਇਨ੍ਹਾਂ ਨੂੰ ਪੁਛਿਆ ਜਾਏ ਕਿ ਅੱਜ ਕੱਲ ਤਾਂ ਅੱਖਰਾਂ ਦੀ ਗਿਣਤੀ ਕੰਪਪਿਊਟਰ ਨਾਲ ਕਰ ਲਈ ਜਾਂਦੀ ਹੈ ੨੪੦੦੦ ਨਹੀਂ ਬਣਦੀ ਤਾਂ
ਕਹਿੰਦੇ ਇਹ ਗਿਣਤੀ ਕੰਮਪਿਊਟਰ ਨਹੀਂ ਦੱਸ ਸਕਦਾ ਜੋ ਮਹਾਪੁਰਖਾਂ ਨੇ ਕੀਤੀ ਹੈ, ਮਹਾਪੁਰਖਾਂ ਦਾ ਤਾਂ ਭਾਈ ਸੱਤੀ ਵੀਂਹ ਸੋ ਹੁੰਦਾ।
ਸਵਾਲ ਨੰ: 9:-ਅਕਾਲ ਤਖ਼ਤ ਦੇ ਅੱਖਰੀ ਅਰਥ ਤਾਂ ਇਹੀ ਬਣਦੇ ਹਨ ਕਿ ਕਾਲ ਤੋਂ ਰਹਿਤ ਅਕਾਲ ਪੁਰਖ ਦਾ ਸਿੰਘਾਸਣ। ਕੀ ਅਕਾਲ ਪੁਰਖ ਇੱਥੇ ਆਪ ਆ ਕੇ ਬੈਠਦਾ ਹੈ? ਕੀ ਉਹ ਸਾਰੇ ਸੰਸਾਰ ਦੀ
ਕਾਰ ਇੱਥੋਂ ਹੀ ਚਲਾਉਂਦਾ ਹੈ? ਇਸ ਦੇ ਬਣਨ ਤੋਂ ਪਹਿਲਾਂ ਉਹ ਕਿਥੇ ਬੈਠਦਾ ਸੀ? ਕੀ ਗੁਰਬਾਣੀ ਅਨੁਸਾਰ ਅਕਾਲ ਪੁਰਖ ਦੀ ਕੋਈ ਇੱਕ ਜਗਾਹ/ਥਾਂ ਨਿਸ਼ਚਿਤ ਕੀਤੀ ਜਾ ਸਕਦੀ ਹੈ? ਕਈ ਇਹ ਵੀ
ਕਹਿੰਦੇ ਹਨ ਕਿ ਅਕਾਲ ਪੁਰਖ ਦਾ ਸਿਧਾਂਤ ਇੱਥੋਂ ਲਾਗੂ ਹੋਣਾ ਹੈ। ਕੀ ਤੁਸੀਂ ਦੱਸ ਸਕਦੇ ਹੋ ਕਿ ਹੁਣ ਤੱਕ ਅਕਾਲ ਪੁਰਖ ਦਾ ਕਿਹੜਾ ਸਿਧਾਂਤ ਇੱਥੋਂ ਲਾਗੂ ਕੀਤਾ ਹੈ? ਕਈ ਇਹ ਵੀ ਕਹਿੰਦੇ ਹਨ ਕਿ ਅਕਾਲ
ਤਖ਼ਤ ਗੁਲਾਮ ਹੈ। ਇਸ ਦਾ ਮਤਲਬ ਤਾਂ ਇਹ ਵੀ ਹੋਇਆ ਕਿ ਅਕਾਲ ਪੁਰਖ ਆਪ ਵੀ ਕਿਸੇ ਦਾ ਗੁਲਾਮ ਹੈ। ਕੀ ਉਹ ਅਕਾਲ ਪੁਰਖ ਪਿਉ ਪੁੱਤ ਬਾਦਲਾਂ ਦੀ ਜੇਬ ਵਿੱਚ ਗੁਲਾਮ ਬਣੀ ਬੈਠਾ ਹੈ? ਜਾਂ ਫਿਰ
ਤੁਸੀਂ ਇੱਥੇ ਬੈਠੇ ਬੰਦਿਆਂ/ਪੁਜਾਰੀਆਂ ਅਥਵਾ ਅਖੌਤੀ ਜਥੇਦਾਰਾਂ ਨੂੰ ਰੱਬ ਬਣਾ ਕੇ ਪੇਸ਼ ਕਰਨਾ ਚਾਹੁੰਦੇ ਹੋ? ਇਸ ਦਾ ਜਵਾਬ ਦੇਣ ਲਈ ਤੁਸੀਂ ਡਾ: ਦਿਲਗੀਰ ਦੀ ਇੱਕ ਵੀਡੀਓ ਤੋਂ ਸਹਾਇਤਾ ਲੈ ਸਕਦੇ ਹੋ
ਜਿਸਦਾ ਲਿੰਕ ਇਹ ਹੈ:
ਉੱਤਰ ਨੰ: ੯: -ਪਹਿਲੀ ਗੱਲ ਤਾਂ ਇਹ ਹੈ ਗੁਰਮਤਿ ਸਿਧਾਂਤ ਅਨੁਸਾਰ ਅਕਾਲ ਸਰਬਵਿਆਪਕ ਹੈ, ਸਮੁੱਚੇ ਬ੍ਰਹਮੰਡ ਦੀ ਕਾਰ ਉਸਦੀ ਸਰਬਵਿਆਪਕਤਾ ਦੇ ਨਿਯਮ ਅਨੁਸਾਰ ਚਲਦੀ ਹੈ। ਕਿਸੇ ਇੱਕ ਥਾਂ
ਦੇ ਨਾਲ ਉਸਨੂੰ ਜੋੜਨਾ ਉਸਦੀ ਸਰਬਵਿਆਪਕਤਾ ਤੇ ਸਵਾਲੀਆਂ ਚਿੰਨ ਖੜਾ ਕਰਨਾ ਹੈ। ਦੂਸਰੀ ਇਹ ਗੱਲ ਕਹਿਣੀ ਕਿ ਅਕਾਲ ਤਖਤ ਗੁਲਾਮ ਹੈ, ਇਹ ਗੱਲ ਇਹ ਸਾਬਤ ਕਰਦੀ ਹੈ ਕਿ ਇਹ ਗੱਲ
ਕਹਿਣ ਵਾਲਿਆ ਲਈ ਗੁਰਬਚਨ ਸਿੰਘ ਤਖਤ ਹੈ ਅਤੇ ਬਾਦਲ ਕਹਿਣ ਵਾਲਿਆ ਲਈ ਅਕਾਲ ਹੈ, ਬਾਦਲ ਦਾ ਈ ਹੁਕਮ ਉਥੋ ਲਾਗੂ ਹੁੰਦਾ ਹੈ। ਇਹ ਹੀ ਸਾਬਤ ਹੁੰਦਾ ਅਤੇ ਹੋਇਆ ਅੱਜ ਤੱਕ। ਗੁਰਮਤਿ
ਅਨਸਾਰੀ ਅਜੂਨੀ ਅਕਾਲ ਦਾ ਤਖਤ ਕਿਸੇ ਲੱਲੀ ਛੱਲੀ ਦਾ ਗੁਲਾਮ ਨਹੀ ਹੋ ਸਕਦਾ।
https://www.youtube.com/watch?v=bZUcUIA_76E
ਸਵਾਲ ਨੰ: 10:-ਸਿੱਖ ਧਰਮ ਨੂੰ ਮੰਨਣ ਵਾਲਿਆਂ ਵਿੱਚ ਕੇਸਾਂ ਦੀ ਬਹੁਤ ਮਹੱਤਤਾ ਦੱਸੀ ਜਾਂਦੀ ਹੈ। ਇਹ ਸਿੱਖਾਂ ਦੀਆਂ ਮਿੱਥੀਆਂ ਰਹਿਤਾਂ ਅਤੇ ਕੁਰਹਿਤਾਂ ਦੋਹਾਂ ਵਿੱਚ ਹੀ ਆਉਂਦੇ ਹਨ। ਗੁਰਬਾਣੀ ਵਿੱਚ ਵੀ
ਕੇਸਾਂ ਬਾਰੇ ਕਈ ਸ਼ਬਦ ਮਿਲਦੇ ਹਨ। ਜਿਵੇਂ ਕਿ: ਕੇਸ ਸੰਗਿ ਦਾਸ ਪਗ ਝਾਰਉ ਇਹੈ ਮਨੋਰਥ ਮੋਰ।। ਪੰ. ੫੦੦
ਮੇਰੇ ਰਾਮ ਹਰਿ ਜਨ ਕੈ ਹਉ ਬਲਿ ਜਾਈ।। ਕੇਸਾ ਕਾ ਕਰਿ ਚਵਰੁ ਢੁਲਾਵਾ ਚਰਣ ਧੂੜਿ ਮੁਖਿ ਲਾਈ।। ਪੰ. ੭੪੯
ਕੇਸਾ ਕਾ ਕਰਿ ਬੀਜਨਾ ਸੰਤ ਚਉਰੁ ਢੁਲਾਵਉ।। ਸੀਸੁ ਨਿਹਾਰਉ ਚਰਣ ਤਲਿ ਧੂਰਿ ਮੁਖਿ ਲਾਵਉ।। ਪੰ. ੭੪੫
ਪਰ ਗੁਰਬਾਣੀ ਪਾਠ ਦਰਪਣ ਵਿੱਚ ਲਿਖਿਆ ਹੈ ਕਿ ਜੇ ਕਰ ਕਿਸੇ ਕਾਰਣ ਸਿੱਖ ਨਰਕਾਂ ਵਿੱਚ ਵੀ ਪੈ ਜਾਵੇ ਤਾਂ ਸਤਿਗੁਰੂ ਜੀ ਕੇਸਾਂ ਦੀ ਨਿਸ਼ਾਨੀ ਦੇਖ ਕੇ ਕੱਢ ਲੈਂਦੇ ਹਨ। ਹੁਣ ਤੁਸੀਂ ਦੱਸੋ ਕਿ ਕੇਸ ਤੁਸੀਂ ਨਰਕਾਂ
ਦੇ ਡਰ ਕਾਰਨ ਰੱਖੇ ਹਨ? ਕੀ ਤੁਸੀਂ ਦੱਸ ਸਕਦੇ ਹੋ ਕਿ ਨਰਕ ਕਿਥੇ ਹੈ? ਕੀ ਗੁਰਬਾਣੀ ਨਰਕਾਂ ਸੁਰਗਾਂ ਨੂੰ ਮੰਨਦੀ ਹੈ? ਇਸ ਤਰ੍ਹਾਂ ਦੀਆਂ ਸਾਰੀਆਂ ਹੀ ਗੱਲਾਂ ਕਥਿਤ ਦਮਦਮੀ ਟਕਸਾਲ ਦੇ ਵੱਡੇ
ਬ੍ਰਹਮਗਿਆਨੀ ਸੰਤ ਗੁਰਬਚਨ ਸਿੰਘ ਦੀਆਂ ਲਿਖੀਆਂ ਹੋਈਆਂ ਹਨ। ਜਰਨੈਲ ਸਿੰਘ ਭਿਡਰਾਂਵਾਲਾ ਵੀ ਸਾਰੀ ਸਿੱਖਿਆ ਇਸ ਗੁਰਬਚਨ ਸਿੰਘ ਤੋਂ ਹੀ ਲੈ ਕੇ ਆਇਆ ਸੀ। ਉਸ ਦੇ ਵੀ ਉਹੀ ਵਿਚਾਰ ਸਨ ਜੋ
ਇਸ ਕਿਤਾਬ ਵਿੱਚ ਲਿਖੇ ਹੋਏ ਹਨ ਅਤੇ ਜੋ ਗੁਰਬਚਨ ਸਿੰਘ ਨੇ ਕਿਹਾ ਉਹੀ ਕੁੱਝ ਉਹ ਕਹਿੰਦਾ ਸੀ। ਇਸ ਦੀ ਮਿਸਾਲ ਤੁਹਾਨੂੰ ਮਰਦਾਨੇ ਦੇ ਬਰਾਂਡੀ ਪੀਣ ਕਾਰਨ ਮਰਾਸੀਆਂ/ਡੂਮਾਂ ਦੇ ਘਰੇ ਜੰਮਣ ਵਾਲੀ
ਸਾਖੀ ਤੋਂ ਮਿਲ ਸਕਦੀ ਹੈ। ਇਹ ਔਡੀਓ ਤੁਸੀਂ ਹੇਠਾਂ ਐਰੋ ਤੇ ਕਲਿਕ ਕਰਕੇ ਸੁਣ ਸਕਦੇ ਹੋ:
ਉੱਤਰ ਨੰ: ੧੦: -ਪਹਿਲੀ ਗੱਲ ਇਹ ਕਿ ਕੇਸ ਕਰਤੇ ਦੀ ਕੁਦਰਤਿ ਦੀ ਅਦੁੱਤੀ ਦਾਤ ਹਨ। ਮਿਥੀਆਂ ਰਹਿਤਾ ਕੁਰਹਿਤਾਂ ਨੂੰ ਪਾਸੇ ਕਰਕੇ ਵੀ ਜੇ ਵੇਖੀਏ ਤਾਂ ਗੁਰਮਤਿ ਸਿਧਾਂਤ ਅਨੁਸਾਰ ਕੇਸ ਸਾਬਤ ਸੂਰਤ
ਦਾ ਪ੍ਰਤੀਕ ਹਨ। ਇਨ੍ਹਾਂ ਦੀ ਕਹਾਣੀ ਇਹ ਸਾਬਤ ਕਰਦੀ ਹੈ ਕਿ ਕੇਸ ਰੱਖਣ ਵਾਲਾ ਜਿੰਨੀਆਂ ਮਰਜੀ ਕੁਰਹਿਤਾਂ ਕਰੇ ਅਖੀਰ ਉਸਨੂੰ ਗੁਰੂ ਜੀ ਨੇ ਨਰਕ ਵਿੱਚੋ ਬਾਹਰ ਕੱਢ ਹੀ ਲੈਣਾ ਹੈ। ਬਾਕੀ ਗੁਰਬਾਣੀ ਕਿਸੇ
ਨਰਕ ਸਵਰਗ ਨੂੰ ਨਹੀ ਮੰਨਦੀ “ਕਵਨੁ ਨਰਕੁ ਕਿਆ ਸੁਰਗੁ ਬਿਚਾਰਾ ਸੰਤਨ ਦੋਊ ਰਾਦੇ॥” ਗੁਰਮਤਿ ਅਨੁਸਾਰ ਕੋਈ ਨਰਕ ਸਵਰਗ ਨਹੀਂ ਅਤੇ ਬਾਕੀ ਵੀ ਸਾਰੀਆਂ ਨਿਰਅਧਾਰਤ ਕਹਾਣੀਆਂ ਸੀਨਾਂ
ਬਸੀਨਾਂ ਦੀ ਉੱਪਜ ਹਨ, ਗੁਰਮਤਿ ਸਿਧਾਂਤ ਦਾ ਇਨ੍ਹਾਂ ਨਾਲ ਦੂਰ ਦਾ ਵੀ ਵਾਸਤਾ ਨਹੀਂ। ਸੋ ਬੇਨਤੀ ਹੈ ਹਰੇਕ ਨਾਨਕ ਨਾਮ ਲੇਵਾ ਸਿਖਾਂ ਨੂੰ ਗੁਰਮਤਿ ਸਿਧਾਂਤ ਨੂੰ ਸਮਝਕੇ ਸੱਚ ਨੂੰ ਆਪਣੇ ਜੀਵਣ ਦਾ ਅਧਾਰ
ਬਣਾਉਣਾ ਚਾਹੀਦਾ ਹੈ।
ਬਲਦੇਵ ਸਿੰਘ ਟੋਰਾਂਟੋ
(ਨੋਟ:- ਇਹ ਲਿਖਤ ‘ਸਿੱਖ ਮਾਰਗ’ ਦੇ ਸੰਪਾਦਕ ਵਲੋਂ ਉਠਾਏ ਕੁੱਝ ਸਵਾਲਾ ਨਾਲ ਸੰਬੰਧਿਤ ਹੈ ਇਸ ਲਈ ਇਸ ਦਾ ਲਿੰਕ ਉਸ ਲੇਖ ਨਾਲ ਜੋੜ ਰਹੇ ਹਾਂ ਅਤੇ ਜੇ ਕਰ ਕੋਈ ਇਸ ਤੇ ਟਿੱਪਣੀ ਕਰਨਾ
ਚਾਹੁੰਦਾ ਹੈ ਤਾਂ ਉਥੇ ਕਰ ਸਕਦਾ ਹੈ)
http://www.sikhmarg.com/2017/0827-sach-de-tlash.html
.